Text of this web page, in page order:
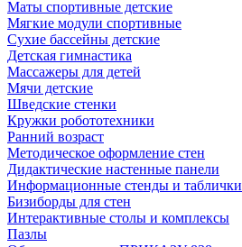
Маты спортивные детские
Мягкие модули спортивные
Сухие бассейны детские
Детская гимнастика
Массажеры для детей
Мячи детские
Шведские стенки
Кружки робототехники
Ранний возраст
Методическое оформление стен
Дидактические настенные панели
Информационные стенды и таблички
Бизиборды для стен
Интерактивные столы и комплексы
Пазлы